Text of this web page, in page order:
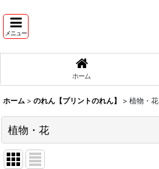
メニュー
ホーム
ホーム > のれん【プリントのれん】 > 植物・花
植物・花